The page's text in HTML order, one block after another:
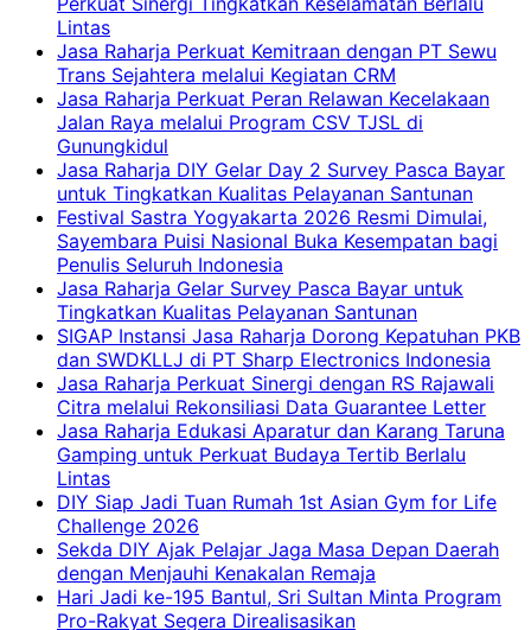
Lintas
Jasa Raharja Perkuat Kemitraan dengan PT Sewu
Trans Sejahtera melalui Kegiatan CRM
Jasa Raharja Perkuat Peran Relawan Kecelakaan
Jalan Raya melalui Program CSV TJSL di
Gunungkidul
Jasa Raharja DIY Gelar Day 2 Survey Pasca Bayar
untuk Tingkatkan Kualitas Pelayanan Santunan
Festival Sastra Yogyakarta 2026 Resmi Dimulai,
Sayembara Puisi Nasional Buka Kesempatan bagi
Penulis Seluruh Indonesia
Jasa Raharja Gelar Survey Pasca Bayar untuk
Tingkatkan Kualitas Pelayanan Santunan
SIGAP Instansi Jasa Raharja Dorong Kepatuhan PKB
dan SWDKLLJ di PT Sharp Electronics Indonesia
Jasa Raharja Perkuat Sinergi dengan RS Rajawali
Citra melalui Rekonsiliasi Data Guarantee Letter
Jasa Raharja Edukasi Aparatur dan Karang Taruna
Gamping untuk Perkuat Budaya Tertib Berlalu
Lintas
DIY Siap Jadi Tuan Rumah 1st Asian Gym for Life
Challenge 2026
Sekda DIY Ajak Pelajar Jaga Masa Depan Daerah
dengan Menjauhi Kenakalan Remaja
Hari Jadi ke-195 Bantul, Sri Sultan Minta Program
Pro-Rakyat Segera Direalisasikan